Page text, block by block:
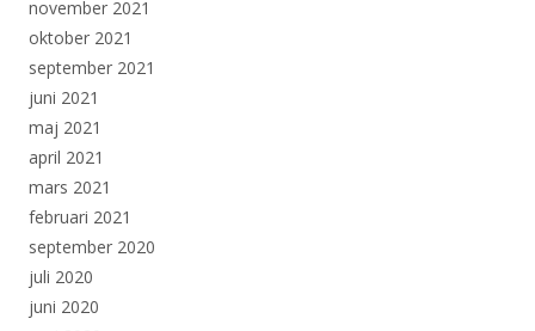
november 2021
oktober 2021
september 2021
juni 2021
maj 2021
april 2021
mars 2021
februari 2021
september 2020
juli 2020
juni 2020